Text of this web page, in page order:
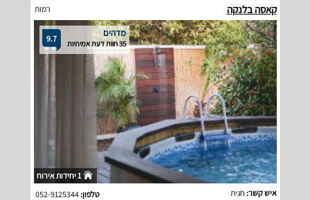
קאסה בלנקה רמות
9.7 מדהים
35 חוות דעת אמיתיות
1 יחידות אירוח
איש קשר: חגית טלפון:052-9125344